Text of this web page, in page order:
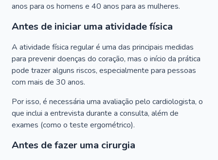
anos para os homens e 40 anos para as mulheres.
Antes de iniciar uma atividade física
A atividade física regular é uma das principais medidas
para prevenir doenças do coração, mas o início da prática
pode trazer alguns riscos, especialmente para pessoas
com mais de 30 anos.
Por isso, é necessária uma avaliação pelo cardiologista, o
que inclui a entrevista durante a consulta, além de
exames (como o teste ergométrico).
Antes de fazer uma cirurgia